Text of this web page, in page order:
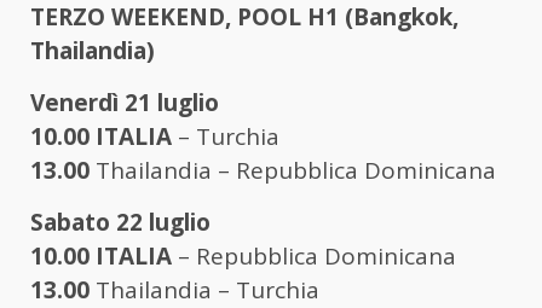
TERZO WEEKEND, POOL H1 (Bangkok,
Thailandia)
Venerdì 21 luglio
10.00 ITALIA – Turchia
13.00 Thailandia – Repubblica Dominicana
Sabato 22 luglio
10.00 ITALIA – Repubblica Dominicana
13.00 Thailandia – Turchia